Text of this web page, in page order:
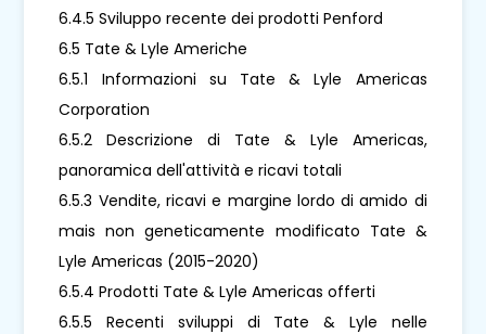
6.4.5 Sviluppo recente dei prodotti Penford
6.5 Tate & Lyle Americhe
6.5.1 Informazioni su Tate & Lyle Americas
Corporation
6.5.2 Descrizione di Tate & Lyle Americas,
panoramica dell'attività e ricavi totali
6.5.3 Vendite, ricavi e margine lordo di amido di
mais non geneticamente modificato Tate &
Lyle Americas (2015-2020)
6.5.4 Prodotti Tate & Lyle Americas offerti
6.5.5 Recenti sviluppi di Tate & Lyle nelle